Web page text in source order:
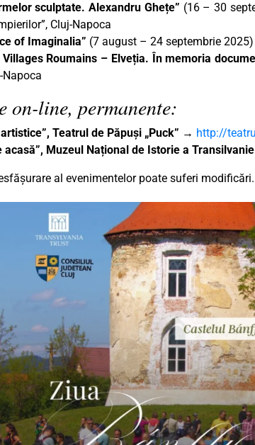
sculptate. Alexandru Ghețe” (16 – 30
Cluj-Napoca
of Imaginalia” (7 august – 24 septembrie
Villages Roumains – Elveția. În memoria
Napoca
on-line, permanente:
Teatrul de Păpuși „Puck” → http://
acasă”, Muzeul Național de Istorie a
al evenimentelor poate suferi modificări.